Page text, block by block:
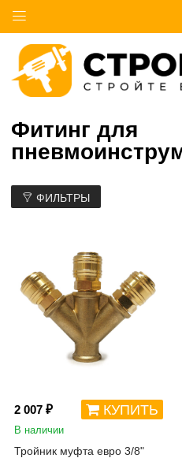
Фитинг для
ФИЛЬТРЫ
2 007 ₽ КУПИТЬ
В наличии
Тройник муфта евро 3/8"